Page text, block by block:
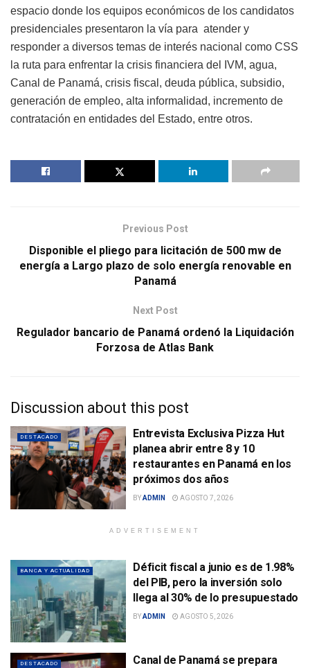
espacio donde los equipos económicos de los candidatos
presidenciales presentaron la vía para atender y
responder a diversos temas de interés nacional como CSS
la ruta para enfrentar la crisis financiera del IVM, agua,
Canal de Panamá, crisis fiscal, deuda pública, subsidio,
generación de empleo, alta informalidad, incremento de
contratación en entidades del Estado, entre otros.
Previous Post
Disponible el pliego para licitación de 500 mw de
energía a Largo plazo de solo energía renovable en
Panamá
Next Post
Regulador bancario de Panamá ordenó la Liquidación
Forzosa de Atlas Bank
Discussion about this post
DESTACADO
Entrevista Exclusiva Pizza Hut
planea abrir entre 8 y 10
restaurantes en Panamá en los
próximos dos años
BYADMIN AGOSTO 7, 2026
ADVERTISEMENT
BANCA Y ACTUALIDAD
Déficit fiscal a junio es de 1.98%
del PIB, pero la inversión solo
llega al 30% de lo presupuestado
BYADMIN AGOSTO 5, 2026
DESTACADO
Canal de Panamá se prepara